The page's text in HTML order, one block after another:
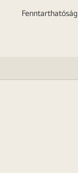
Fenntarthatóság